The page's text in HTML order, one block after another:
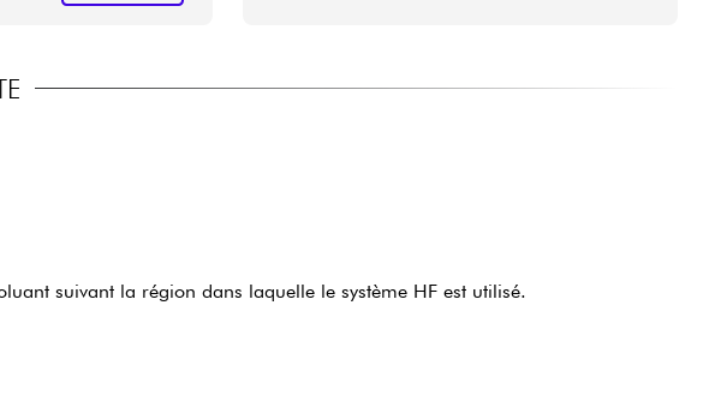
suivant la région dans laquelle le système HF est utilisé.